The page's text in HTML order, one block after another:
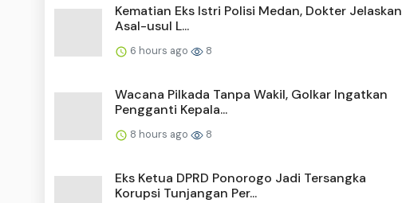
Kematian Eks Istri Polisi Medan, Dokter Jelaskan
Asal-usul L...
6 hours ago 8
Wacana Pilkada Tanpa Wakil, Golkar Ingatkan
Pengganti Kepala...
8 hours ago 8
Eks Ketua DPRD Ponorogo Jadi Tersangka
Korupsi Tunjangan Per...